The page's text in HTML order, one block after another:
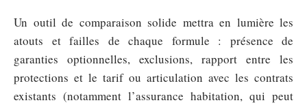
Un outil de comparaison solide mettra en lumière les
atouts et failles de chaque formule : présence de
garanties optionnelles, exclusions, rapport entre les
protections et le tarif ou articulation avec les contrats
existants (notamment l’assurance habitation, qui peut